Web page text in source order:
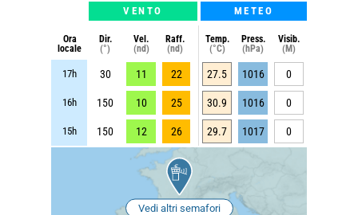
VENTO METEO
Ora
locale
Dir.
(°)
Vel.
(nd)
Raff.
(nd)
Temp.
(°C)
Press.
(hPa)
Visib.
(M)
17h 30 11 22 27.5 1016 0
16h 150 10 25 30.9 1016 0
15h 150 12 26 29.7 1017 0
Vedi altri semafori